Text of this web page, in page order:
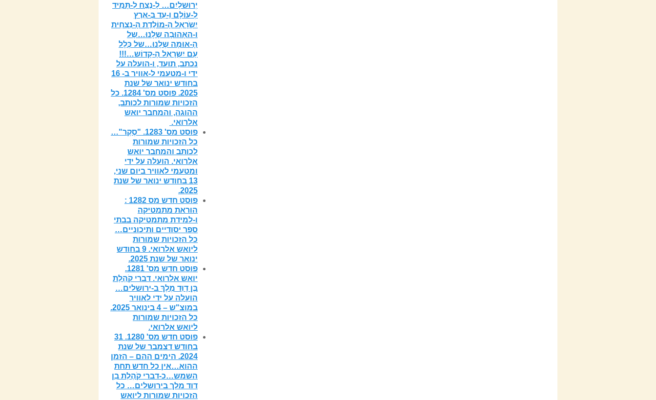
יְרוּשלָיִם… לָ-נֶצַח לְ-תָּמִיד
לְ-עוֹלָם וַ-עֵד בְּ-אֶרֶץ
יִשְֹרָאֵל הָ-מוֹלֶדֶת הָ-נִצְחִית
ו-האָהוּבָה שֶלָנוּ…שֶל
הָ-אוּמָה שֶלָנוּ…של כְּלָל
עַם יִשְרָאֵל הָ-קָדוֹש…!!!
נכתב, תועד, ו-הועלה על
ידי ו-מטעמי ל-אוויר ב- 16
בחודש ינואר של שנת
2025. פוסט מס' 1284. כל
הזכויות שמורות לכותב,
ההוגה, והמחבר יואש
אלרואי.
פוסט מס' 1283. "סֶקֶר"…
כל הזכויות שמורות
לכותב והמחבר יואש
אלרואי. הועלה על ידי
ומטעמי לאוויר ביום שני,
13 בחודש ינואר של שנת
2025.
פוסט חדש מס 1282 :
הוראת מתמטיקה
ו-למידת מתמטיקה בבתי
ספר יסודיים ותיכוניים…
כל הזכויות שמורות
ליואש אלרואי. 9 בחודש
ינואר של שנת 2025.
פוסט חדש מס' 1281.
יואש אלרואי. דברי קֹהֶלֶת
בֶּן דָוִּד מֶלֶךְ ב-ירושלים…
הועלה על ידי לאוויר
במוצ"ש – 4 בינואר 2025.
כל הזכויות שמורות
ליואש אלרואי.
פוסט חדש מס' 1280. 31
בחודש דצמבר של שנת
2024. הימים ההם – הזמן
ההוא…אין כל חדש תחת
השמש…כ-דברי קֹהֶלֶת בִן
דוד מלך בירושלים… כל
הזכויות שמורות ליואש